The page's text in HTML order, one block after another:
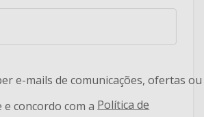
e-mails de comunicações, ofertas
e concordo com a Política de